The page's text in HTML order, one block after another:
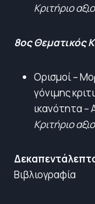
Κριτήριο
8ος Θεματικός
Ορισμοί –
γόνιμης
ικανότητα –
Κριτήριο
Βιβλιογραφία